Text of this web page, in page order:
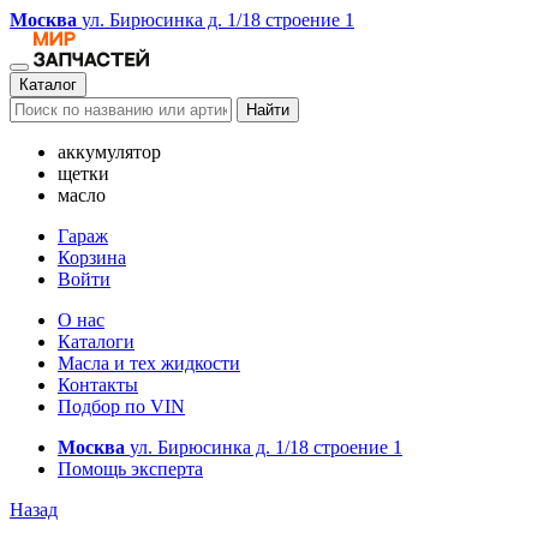
Москва ул. Бирюсинка д. 1/18 строение 1
Каталог
Найти
аккумулятор
щетки
масло
Гараж
Корзина
Войти
О нас
Каталоги
Масла и тех жидкости
Контакты
Подбор по VIN
Москва ул. Бирюсинка д. 1/18 строение 1
Помощь эксперта
Назад